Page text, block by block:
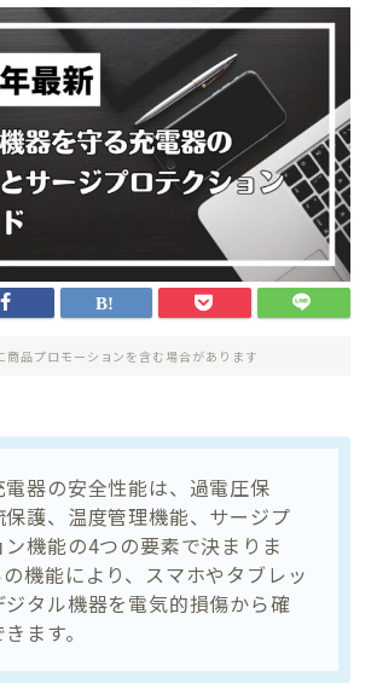
商品プロモーションを含む場合があります
器の安全性能は、過電圧保
護、温度管理機能、サージプ
ン機能の4つの要素で決まりま
機能により、スマホやタブレッ
ジタル機器を電気的損傷から確
ます。